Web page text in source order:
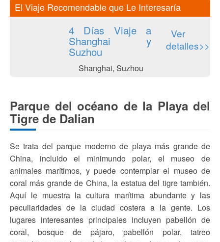
El Viaje Recomendable que Le Interesaría
4 Días Viaje a
Shanghai y
Suzhou
Shanghai, Suzhou
Ver
detalles>>
Parque del océano de la Playa del
Tigre de Dalian
Se trata del parque moderno de playa más grande de
China, incluido el minimundo polar, el museo de
animales marítimos, y puede contemplar el museo de
coral más grande de China, la estatua del tigre también.
Aquí le muestra la cultura marítima abundante y las
peculiaridades de la ciudad costera a la gente. Los
lugares interesantes principales incluyen pabellón de
coral, bosque de pájaro, pabellón polar, tatreo